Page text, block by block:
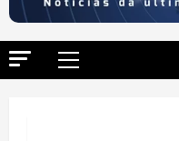
Menu